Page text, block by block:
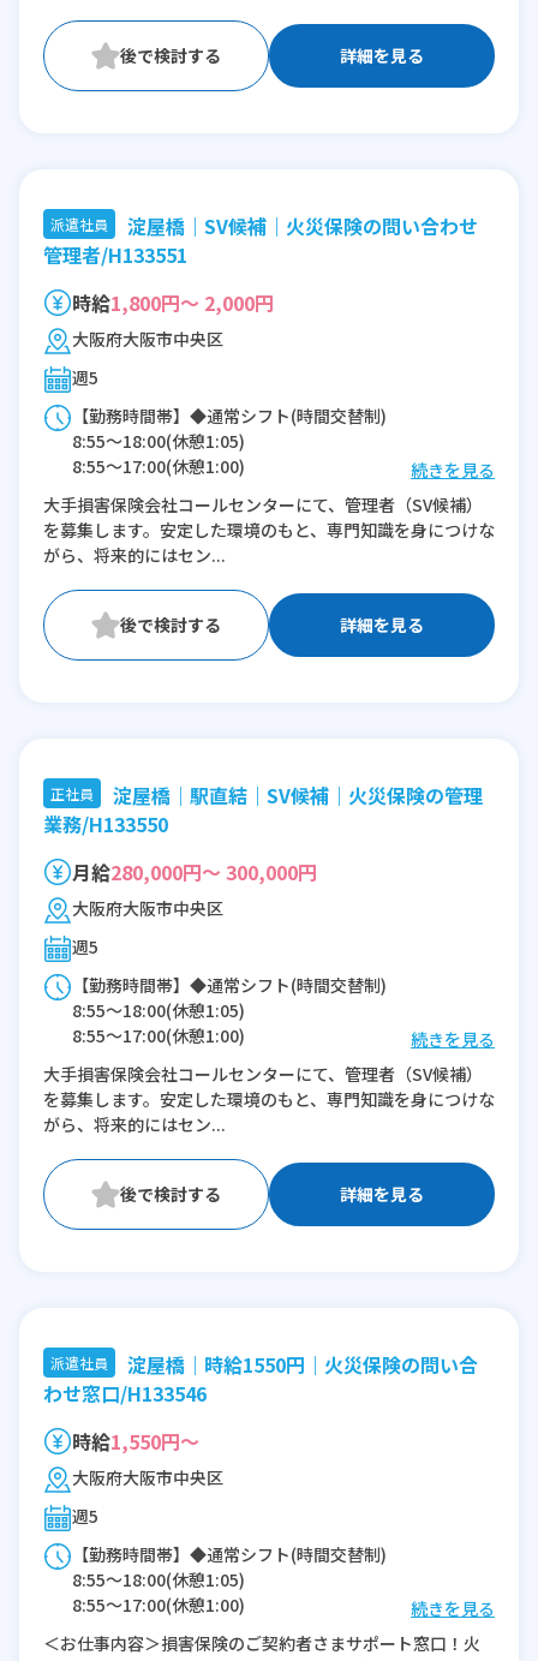
詳細を見る
派遣社員
淀屋橋｜SV候補｜火災保険の問い合わせ
管理者/H133551
時給1,800円～ 2,000円
大阪府大阪市中央区
週5
【勤務時間帯】◆通常シフト(時間交替制)
8:55〜18:00(休憩1:05)
8:55〜17:00(休憩1:00)
※残業：10〜20時間程度/月
続きを見る
大手損害保険会社コールセンターにて、管理者（SV候補）
を募集します。安定した環境のもと、専門知識を身につけな
がら、将来的にはセン...
詳細を見る
正社員
淀屋橋｜駅直結｜SV候補｜火災保険の管理
業務/H133550
月給280,000円～ 300,000円
大阪府大阪市中央区
週5
【勤務時間帯】◆通常シフト(時間交替制)
8:55〜18:00(休憩1:05)
8:55〜17:00(休憩1:00)
※残業：0〜5時間程度/月
続きを見る
大手損害保険会社コールセンターにて、管理者（SV候補）
を募集します。安定した環境のもと、専門知識を身につけな
がら、将来的にはセン...
詳細を見る
派遣社員
淀屋橋｜時給1550円｜火災保険の問い合
わせ窓口/H133546
時給1,550円～
大阪府大阪市中央区
週5
【勤務時間帯】◆通常シフト(時間交替制)
8:55〜18:00(休憩1:05)
8:55〜17:00(休憩1:00)
※残業：0〜5時間程度/月
続きを見る
＜お仕事内容＞損害保険のご契約者さまサポート窓口！火